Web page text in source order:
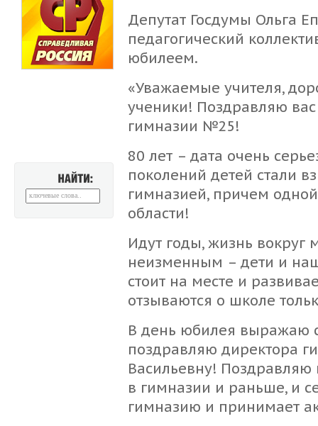
Депутат Госдумы Ольга
педагогический
юбилеем.
«Уважаемые учителя,
ученики! Поздравляю
гимназии №25!
80 лет – дата очень
поколений детей стали
гимназией, причем
области!
Идут годы, жизнь вокруг
неизменным – дети и
стоит на месте и
отзываются о школе
В день юбилея выражаю
поздравляю директора
Васильевну! Поздравляю
в гимназии и раньше, и
гимназию и принимает